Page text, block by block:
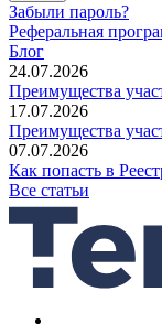
Забыли пароль?
Реферальная
Блог
24.07.2026
Преимущества
17.07.2026
Преимущества
07.07.2026
Как попасть в
Все статьи